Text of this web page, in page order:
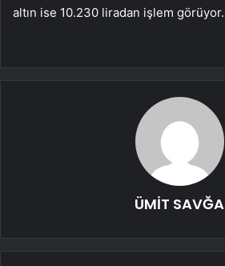
altın ise 10.230 liradan işlem görüyor.
ÜMİT SAVĞA